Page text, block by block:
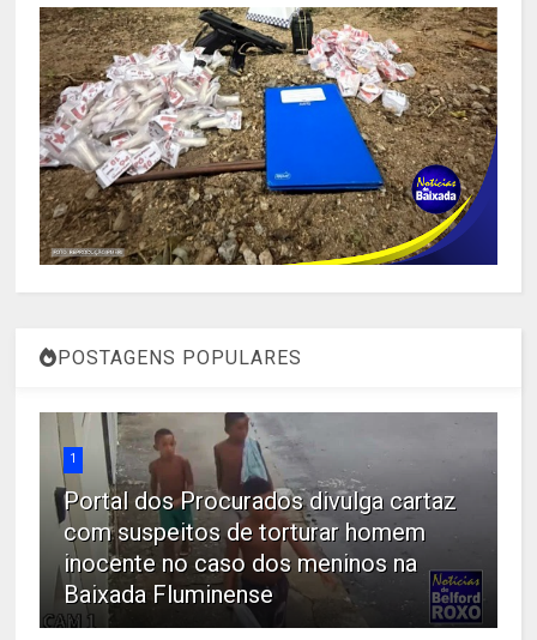
POSTAGENS POPULARES
1
Portal dos Procurados divulga cartaz
com suspeitos de torturar homem
inocente no caso dos meninos na
Baixada Fluminense